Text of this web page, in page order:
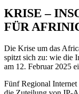
KRISE –
FÜR
Die Krise um das
spitzt sich zu: wie die
am 12. Februar 2025
Fünf Regional